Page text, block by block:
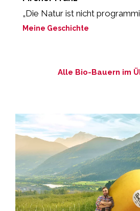
„Die Natur ist nicht
Meine Geschichte
Alle Bio-Bauern im